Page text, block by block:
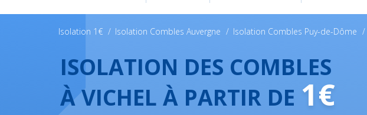
Isolation 1€ / Isolation Combles Auvergne / Isolation Combles Puy-de-Dôme /
ISOLATION DES COMBLES
À VICHEL À PARTIR DE 1€